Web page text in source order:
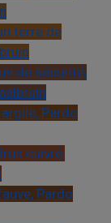
terre de
de sécurité,
Pardo
cuivré,
Pardo